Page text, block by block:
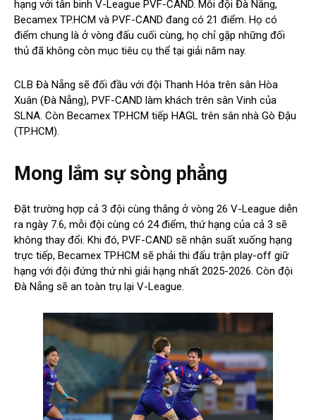
hạng với tân binh V-League PVF-CAND. Mỗi đội Đà Nẵng,
Becamex TP.HCM và PVF-CAND đang có 21 điểm. Họ có
điểm chung là ở vòng đấu cuối cùng, họ chỉ gặp những đối
thủ đã không còn mục tiêu cụ thể tại giải năm nay.
CLB Đà Nẵng sẽ đối đầu với đội Thanh Hóa trên sân Hòa
Xuân (Đà Nẵng), PVF-CAND làm khách trên sân Vinh của
SLNA. Còn Becamex TP.HCM tiếp HAGL trên sân nhà Gò Đậu
(TP.HCM).
Mong lắm sự sòng phẳng
Đặt trường hợp cả 3 đội cùng thắng ở vòng 26 V-League diễn
ra ngày 7.6, mỗi đội cùng có 24 điểm, thứ hạng của cả 3 sẽ
không thay đổi. Khi đó, PVF-CAND sẽ nhận suất xuống hạng
trực tiếp, Becamex TP.HCM sẽ phải thi đấu trận play-off giữ
hạng với đội đứng thứ nhì giải hạng nhất 2025-2026. Còn đội
Đà Nẵng sẽ an toàn trụ lại V-League.